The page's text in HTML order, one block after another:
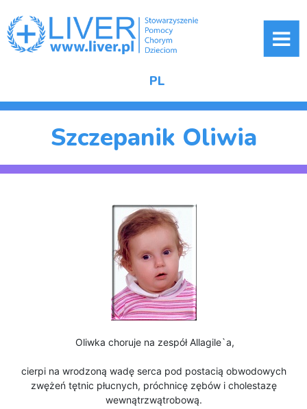
PL
Szczepanik Oliwia
Oliwka choruje na zespół Allagile`a,
cierpi na wrodzoną wadę serca pod postacią obwodowych
zwężeń tętnic płucnych, próchnicę zębów i cholestazę
wewnątrzwątrobową.